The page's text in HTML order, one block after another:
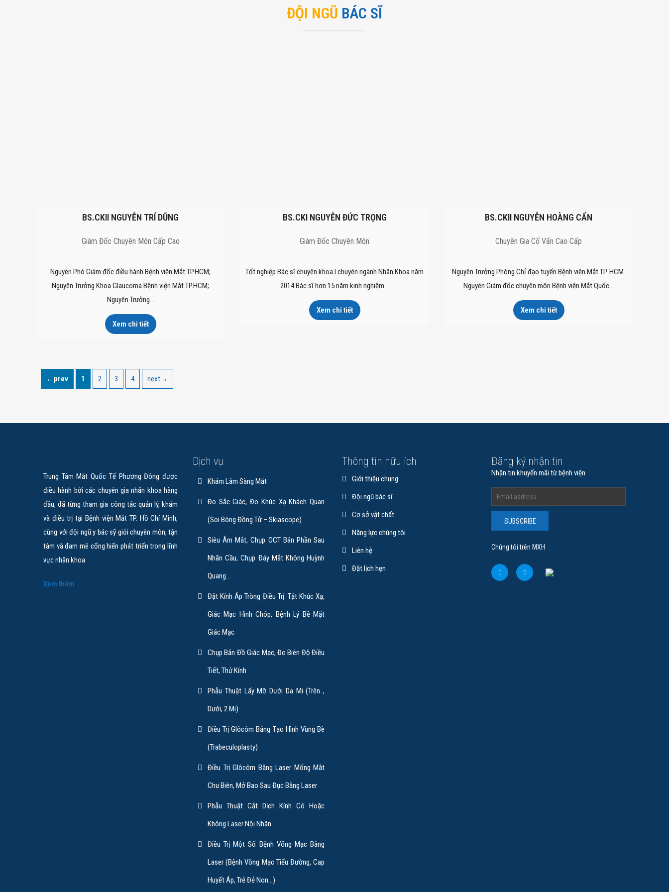
ĐỘI NGŨ BÁC SĨ
BS.CKII NGUYỄN TRÍ DŨNG
Giám Đốc Chuyên Môn Cấp Cao
Nguyên Phó Giám đốc điều hành Bệnh viện Mắt TP.HCM;
Nguyên Trưởng Khoa Glaucoma Bệnh viện Mắt TP.HCM;
Nguyên Trưởng…
Xem chi tiết
BS.CKI NGUYỄN ĐỨC TRỌNG
Giám Đốc Chuyên Môn
Tốt nghiệp Bác sĩ chuyên khoa I chuyên ngành Nhãn Khoa năm
2014 Bác sĩ hơn 15 năm kinh nghiệm…
Xem chi tiết
BS.CKII NGUYỄN HOÀNG CẨN
Chuyên Gia Cố Vấn Cao Cấp
Nguyên Trưởng Phòng Chỉ đạo tuyến Bệnh viện Mắt TP. HCM.
Nguyên Giám đốc chuyên môn Bệnh viện Mắt Quốc…
Xem chi tiết
←prev 1 2 3 4 next→
Trung Tâm Mắt Quốc Tế Phương Đông được
điều hành bởi các chuyên gia nhãn khoa hàng
đầu, đã từng tham gia công tác quản lý, khám
và điều trị tại Bệnh viện Mắt TP. Hồ Chí Minh,
cùng với đội ngũ y bác sỹ giỏi chuyên môn, tận
tâm và đam mê cống hiến phát triển trong lĩnh
vực nhãn khoa
Xem thêm
Dịch vụ
Khám Lâm Sàng Mắt
Đo Sắc Giác, Đo Khúc Xạ Khách Quan
(soi Bóng Đồng Tử – Skiascope)
Siêu Âm Mắt, Chụp OCT Bán Phần Sau
Nhãn Cầu, Chụp Đáy Mắt Không Huỳnh
Quang…
Đặt Kính Áp Tròng Điều Trị: Tật Khúc Xạ,
Giác Mạc Hình Chóp, Bệnh Lý Bề Mặt
Giác Mạc
Chụp Bản Đồ Giác Mạc, Đo Biên Độ Điều
Tiết, Thử Kính
Phẫu Thuật Lấy Mỡ Dưới Da Mi (trên ,
Dưới, 2 Mi)
Điều Trị Glôcôm Bằng Tạo Hình Vùng Bè
(Trabeculoplasty)
Điều Trị Glôcôm Bằng Laser Mống Mắt
Chu Biên, Mở Bao Sau Đục Bằng Laser
Phẫu Thuật Cắt Dịch Kính Có Hoặc
Không Laser Nội Nhãn
Điều Trị Một Số Bệnh Võng Mạc Bằng
Laser (bệnh Võng Mạc Tiểu Đường, Cap
Huyết Áp, Trẻ Đẻ Non…)
Thông tin hữu ích
Giới thiệu chung
Đội ngũ bác sĩ
Cơ sở vật chất
Năng lực chúng tôi
Liên hệ
Đặt lịch hẹn
Đăng ký nhận tin
Nhận tin khuyến mãi từ bệnh viện
SUBSCRIBE
Chúng tôi trên MXH